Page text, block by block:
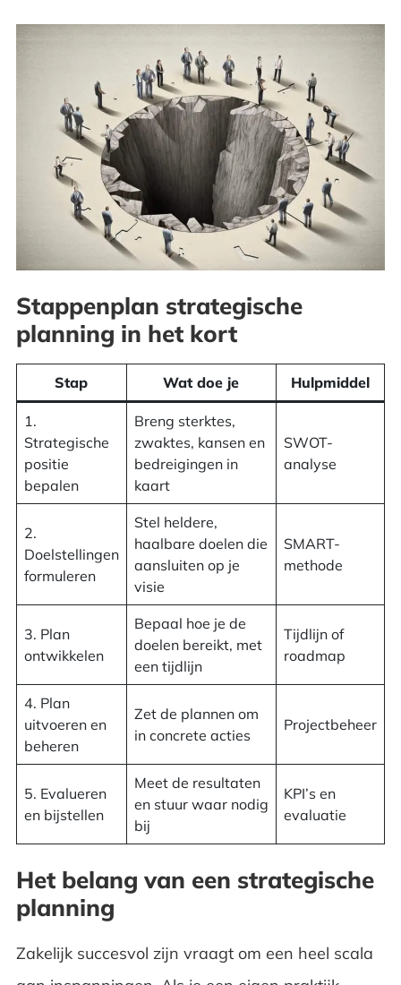
Het belang van een strategische planning
De voordelen van strategisch plannen in
het kort
Het begin: missie en visie
Stappenplan strategische planning
Geldstromen
planning
Stappenplan strategische
planning in het kort
Stap Wat doe je Hulpmiddel
1.
Strategische
positie
bepalen
Breng sterktes,
zwaktes, kansen en
bedreigingen in
kaart
SWOT-
analyse
2.
Doelstellingen
formuleren
Stel heldere,
haalbare doelen die
aansluiten op je
visie
SMART-
methode
3. Plan
ontwikkelen
Bepaal hoe je de
doelen bereikt, met
een tijdlijn
Tijdlijn of
roadmap
4. Plan
uitvoeren en
beheren
Zet de plannen om
in concrete acties
Projectbeheer
5. Evalueren
en bijstellen
Meet de resultaten
en stuur waar nodig
bij
KPI’s en
evaluatie
Het belang van een strategische
planning
Zakelijk succesvol zijn vraagt om een heel scala